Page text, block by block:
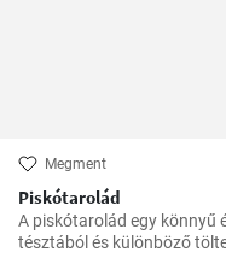
Megment
Piskótarolád
A piskótarolád egy könnyű
tésztából és különböző